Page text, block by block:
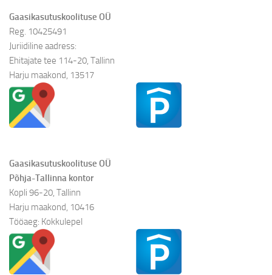
Gaasikasutuskoolituse OÜ
Reg. 10425491
Juriidiline aadress:
Ehitajate tee 114-20, Tallinn
Harju maakond, 13517
Gaasikasutuskoolituse OÜ
Põhja-Tallinna kontor
Kopli 96-20, Tallinn
Harju maakond, 10416
Tööaeg: Kokkulepel